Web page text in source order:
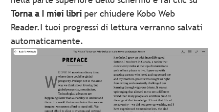
Torna a I miei libri per chiudere Kobo Web
Reader.I tuoi progressi di lettura verranno salvati
automaticamente.